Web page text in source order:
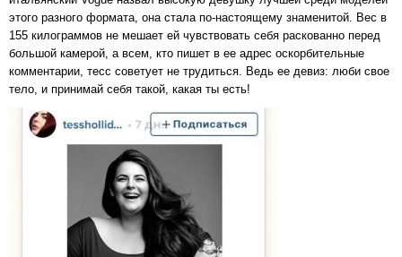
этого разного формата, она стала по-настоящему знаменитой. Вес в
155 килограммов не мешает ей чувствовать себя раскованно перед
большой камерой, а всем, кто пишет в ее адрес оскорбительные
комментарии, тесс советует не трудиться. Ведь ее девиз: люби свое
тело, и принимай себя такой, какая ты есть!